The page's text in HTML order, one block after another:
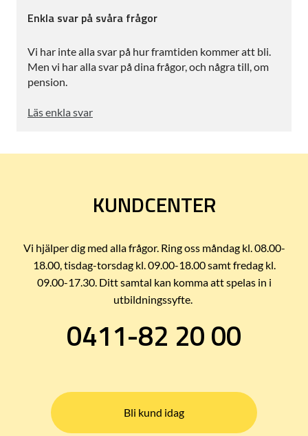
Enkla svar på svåra frågor
Vi har inte alla svar på hur framtiden kommer att bli.
Men vi har alla svar på dina frågor, och några till, om
pension.
Läs enkla svar
KUNDCENTER
Vi hjälper dig med alla frågor. Ring oss måndag kl. 08.00-
18.00, tisdag-torsdag kl. 09.00-18.00 samt fredag kl.
09.00-17.30. Ditt samtal kan komma att spelas in i
utbildningssyfte.
0411-82 20 00
Bli kund idag